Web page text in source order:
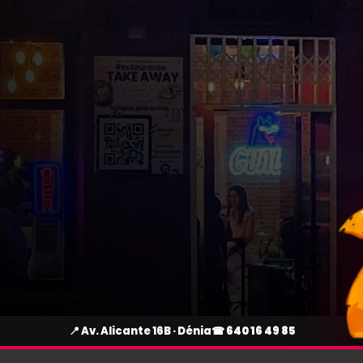
📍 Av. Alicante 16B · Dénia☎640 16 49 85